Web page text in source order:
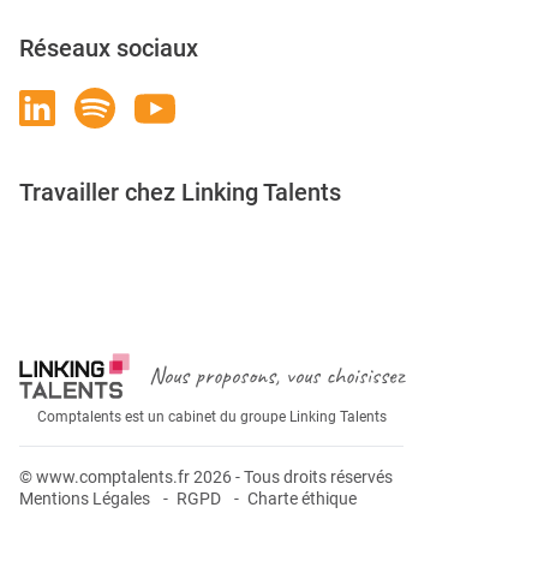
Réseaux sociaux
Travailler chez Linking Talents
Nous proposons, vous choisissez
Comptalents est un cabinet du groupe Linking Talents
© www.comptalents.fr 2026 - Tous droits réservés
Mentions Légales
RGPD Charte éthique